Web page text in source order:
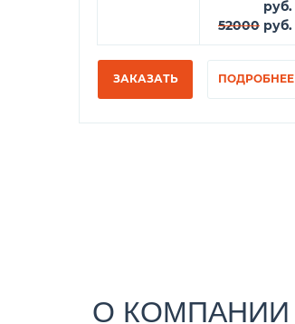
руб.
52000 руб.
ЗАКАЗАТЬ ПОДРОБНЕЕ
О КОМПАНИИ